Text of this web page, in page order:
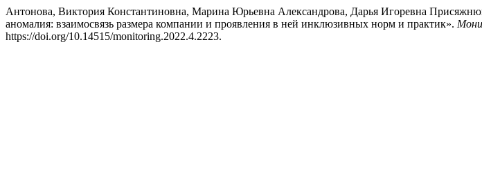
Антонова, Виктория Константиновна, Марина Юрьевна Александрова, Дарья Игоревна
аномалия: взаимосвязь размера компании и проявления в ней инклюзивных норм и практик».
https://doi.org/10.14515/monitoring.2022.4.2223.